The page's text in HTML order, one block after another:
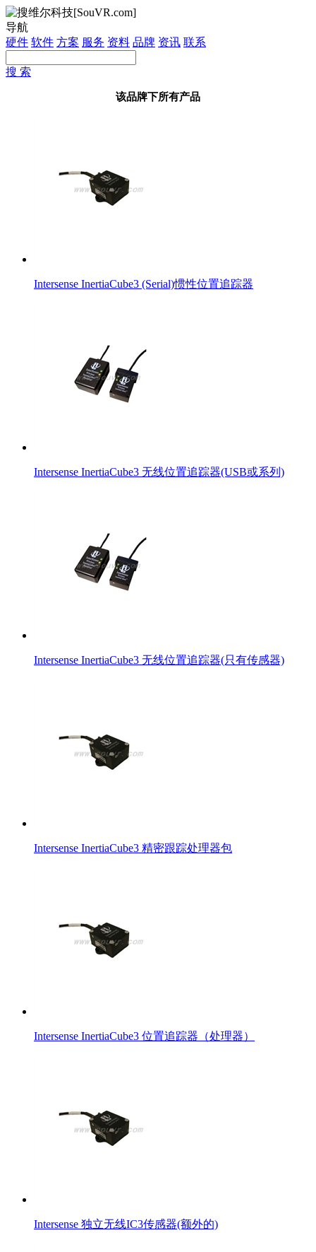
导航
硬件 软件 方案 服务 资料 品牌 资讯 联系
搜 索
该品牌下所有产品
Intersense InertiaCube3 (Serial)惯性位置追踪器
Intersense InertiaCube3 无线位置追踪器(USB或系列)
Intersense InertiaCube3 无线位置追踪器(只有传感器)
Intersense InertiaCube3 精密跟踪处理器包
Intersense InertiaCube3 位置追踪器（处理器）
Intersense 独立无线IC3传感器(额外的)